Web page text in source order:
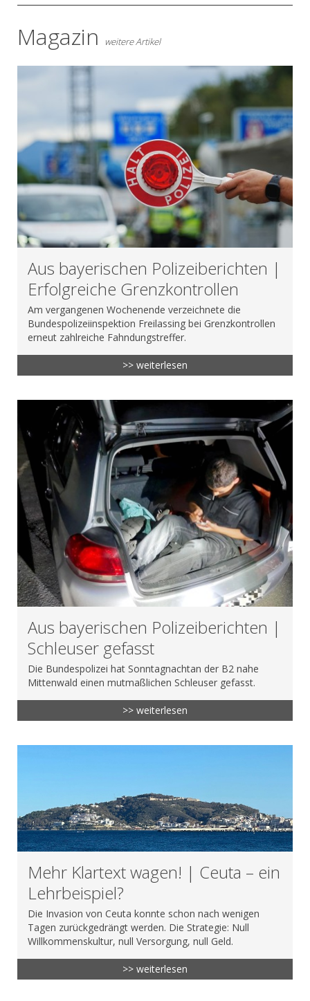
Magazin weitere Artikel
Aus bayerischen Polizeiberichten |
Erfolgreiche Grenzkontrollen
Am vergangenen Wochenende verzeichnete die
Bundespolizeiinspektion Freilassing bei Grenzkontrollen
erneut zahlreiche Fahndungstreffer.
>> weiterlesen
Aus bayerischen Polizeiberichten |
Schleuser gefasst
Die Bundespolizei hat Sonntagnachtan der B2 nahe
Mittenwald einen mutmaßlichen Schleuser gefasst.
>> weiterlesen
Mehr Klartext wagen! | Ceuta – ein
Lehrbeispiel?
Die Invasion von Ceuta konnte schon nach wenigen
Tagen zurückgedrängt werden. Die Strategie: Null
Willkommenskultur, null Versorgung, null Geld.
>> weiterlesen